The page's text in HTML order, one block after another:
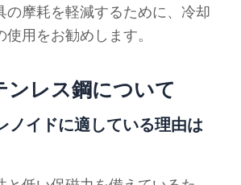
の摩耗を軽減するために、冷却
用をお勧めします。
ンレス鋼について
ノイドに適している理由は